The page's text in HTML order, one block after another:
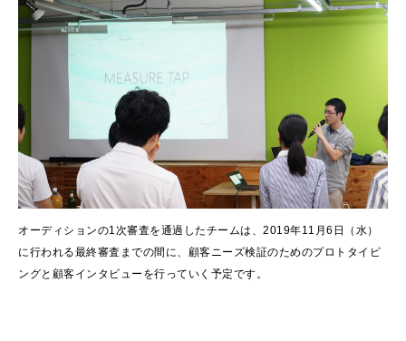
オーディションの1次審査を通過したチームは、2019年11月6日（水）
に行われる最終審査までの間に、顧客ニーズ検証のためのプロトタイピ
ングと顧客インタビューを行っていく予定です。